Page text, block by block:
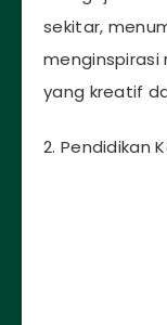
sekitar,
menginspirasi
yang kreatif
2. Pendidikan